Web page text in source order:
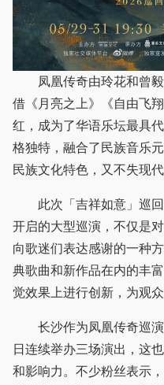
凤凰传奇由玲花和曾毅
借《月亮之上》《自由飞
红，成为了华语乐坛最具
格独特，融合了民族音乐
民族文化特色，又不失现
此次「吉祥如意」巡回
开启的大型巡演，不仅是
向歌迷们表达感谢的一种
典歌曲和新作品在内的丰
觉效果上进行创新，为观
长沙作为凤凰传奇巡演
日连续举办三场演出，这
和影响力。不少粉丝表示